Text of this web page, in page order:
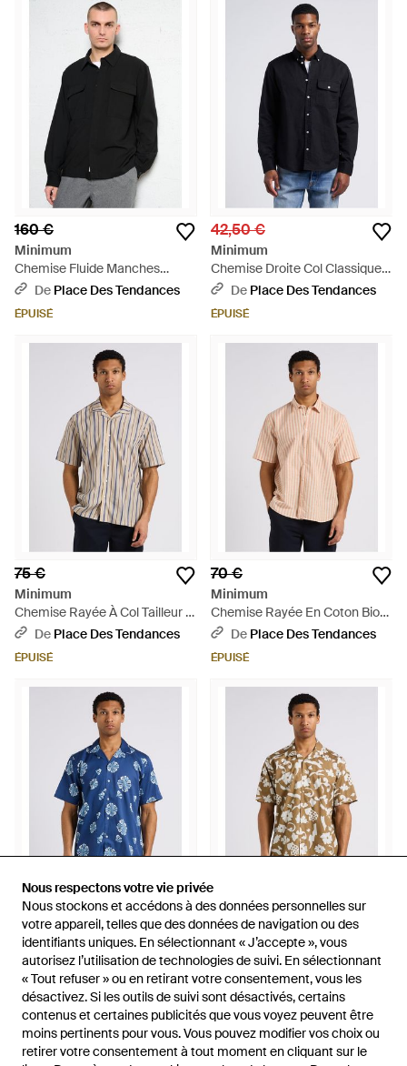
Nous respectons votre vie privée
Nous stockons et accédons à des données personnelles sur
votre appareil, telles que des données de navigation ou des
identifiants uniques. En sélectionnant « J’accepte », vous
autorisez l’utilisation de technologies de suivi. En sélectionnant
« Tout refuser » ou en retirant votre consentement, vous les
désactivez. Si les outils de suivi sont désactivés, certains
contenus et certaines publicités que vous voyez peuvent être
moins pertinents pour vous. Vous pouvez modifier vos choix ou
retirer votre consentement à tout moment en cliquant sur le
Nous respectons votre vie privée
Nous stockons et accédons à des données personnelles sur
votre appareil, telles que des données de navigation ou des
identifiants uniques. En sélectionnant « J’accepte », vous
autorisez l’utilisation de technologies de suivi. En sélectionnant
« Tout refuser » ou en retirant votre consentement, vous les
désactivez. Si les outils de suivi sont désactivés, certains
contenus et certaines publicités que vous voyez peuvent être
moins pertinents pour vous. Vous pouvez modifier vos choix ou
retirer votre consentement à tout moment en cliquant sur le
160 €
Minimum
Chemise Fluide Manches
Longues Unie - Noir
De Place Des Tendances
ÉPUISÉ
42,50 €
Minimum
Chemise Droite Col Classique
En Coton - Bleu
De Place Des Tendances
ÉPUISÉ
75 €
Minimum
Chemise Rayée À Col Tailleur -
Blanc
De Place Des Tendances
ÉPUISÉ
70 €
Minimum
Chemise Rayée En Coton Bio
Et Lin - Rose
De Place Des Tendances
ÉPUISÉ
85 €
Minimum
Chemise Col Cubain Imprimée
En Coton - Bleu
DePlace Des Tendances
ÉPUISÉ
80 €
Minimum
Chemise Col Classique En
Coton - Blanc
DePlace Des Tendances
ÉPUISÉ